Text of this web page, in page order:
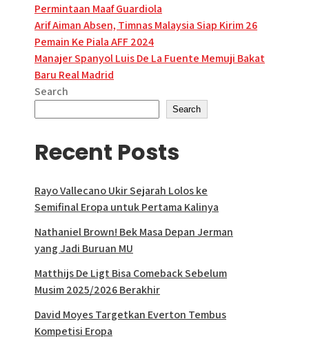
Permintaan Maaf Guardiola
Post
navigation
Arif Aiman Absen, Timnas Malaysia Siap Kirim 26
Pemain Ke Piala AFF 2024
Manajer Spanyol Luis De La Fuente Memuji Bakat
Baru Real Madrid
Search
Search
Recent Posts
Rayo Vallecano Ukir Sejarah Lolos ke
Semifinal Eropa untuk Pertama Kalinya
Nathaniel Brown! Bek Masa Depan Jerman
yang Jadi Buruan MU
Matthijs De Ligt Bisa Comeback Sebelum
Musim 2025/2026 Berakhir
David Moyes Targetkan Everton Tembus
Kompetisi Eropa